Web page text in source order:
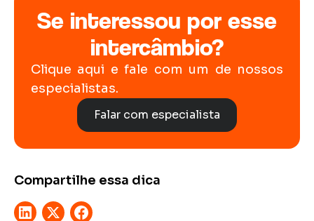
Se interessou por esse
intercâmbio?
Clique aqui e fale com um de nossos
especialistas.
Falar com especialista
Compartilhe essa dica